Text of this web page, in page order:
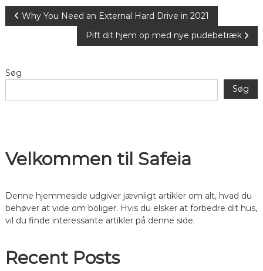
d
l
g
n
a
v
Why You Need an External Hard Drive in 2021
Pift dit hjem op med nye pudebetræk
Søg
Søg
Velkommen til Safeia
Denne hjemmeside udgiver jævnligt artikler om alt, hvad du
behøver at vide om boliger. Hvis du elsker at forbedre dit hus,
vil du finde interessante artikler på denne side.
Recent Posts